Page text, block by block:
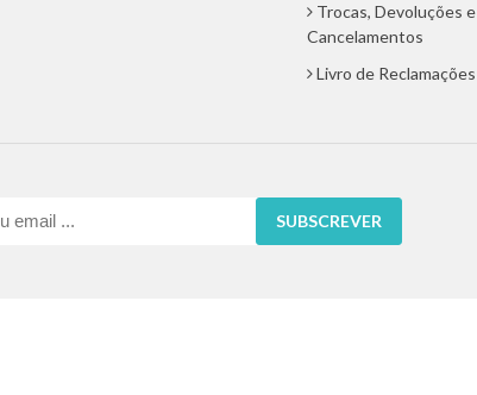
Trocas, Devoluções e
Cancelamentos
Livro de Reclamações
SUBSCREVER